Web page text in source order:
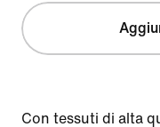
Con tessuti di alta